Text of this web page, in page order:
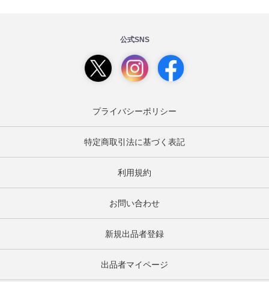
公式SNS
プライバシーポリシー
特定商取引法に基づく表記
利用規約
お問い合わせ
新規出品者登録
出品者マイページ